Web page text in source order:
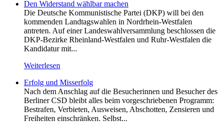
Den Widerstand wählbar machen
Die Deutsche Kommunistische Partei (DKP) will bei den
kommenden Landtagswahlen in Nordrhein-Westfalen
antreten. Auf einer Landeswahlversammlung beschlossen die
DKP-Bezirke Rheinland-Westfalen und Ruhr-Westfalen die
Kandidatur mit...
Weiterlesen
Erfolg und Misserfolg
Nach dem Anschlag auf die Besucherinnen und Besucher des
Berliner CSD bleibt alles beim vorgeschriebenen Programm:
Bestrafen, Verbieten, Ausweisen, Abschotten, Zensieren und
Freiheiten einschränken. Selbst...